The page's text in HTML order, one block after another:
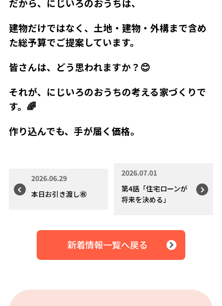
だから、にじいろのおうちは、
建物だけではなく、土地・建物・外構まで含め
た総予算でご提案しています。
皆さんは、どう思われますか？😊
それが、にじいろのおうちの考える家づくりで
す。 🌈
作り込んでも、手が届く価格。
2026.06.29
本日お引き渡し㊗️
2026.07.01
第4話「住宅ローンが
将来を決める」
新着情報一覧へ戻る